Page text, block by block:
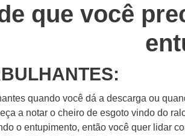
que você
quando você dá a descarga ou
a notar o cheiro de esgoto vindo do
o entupimento, então você quer lidar